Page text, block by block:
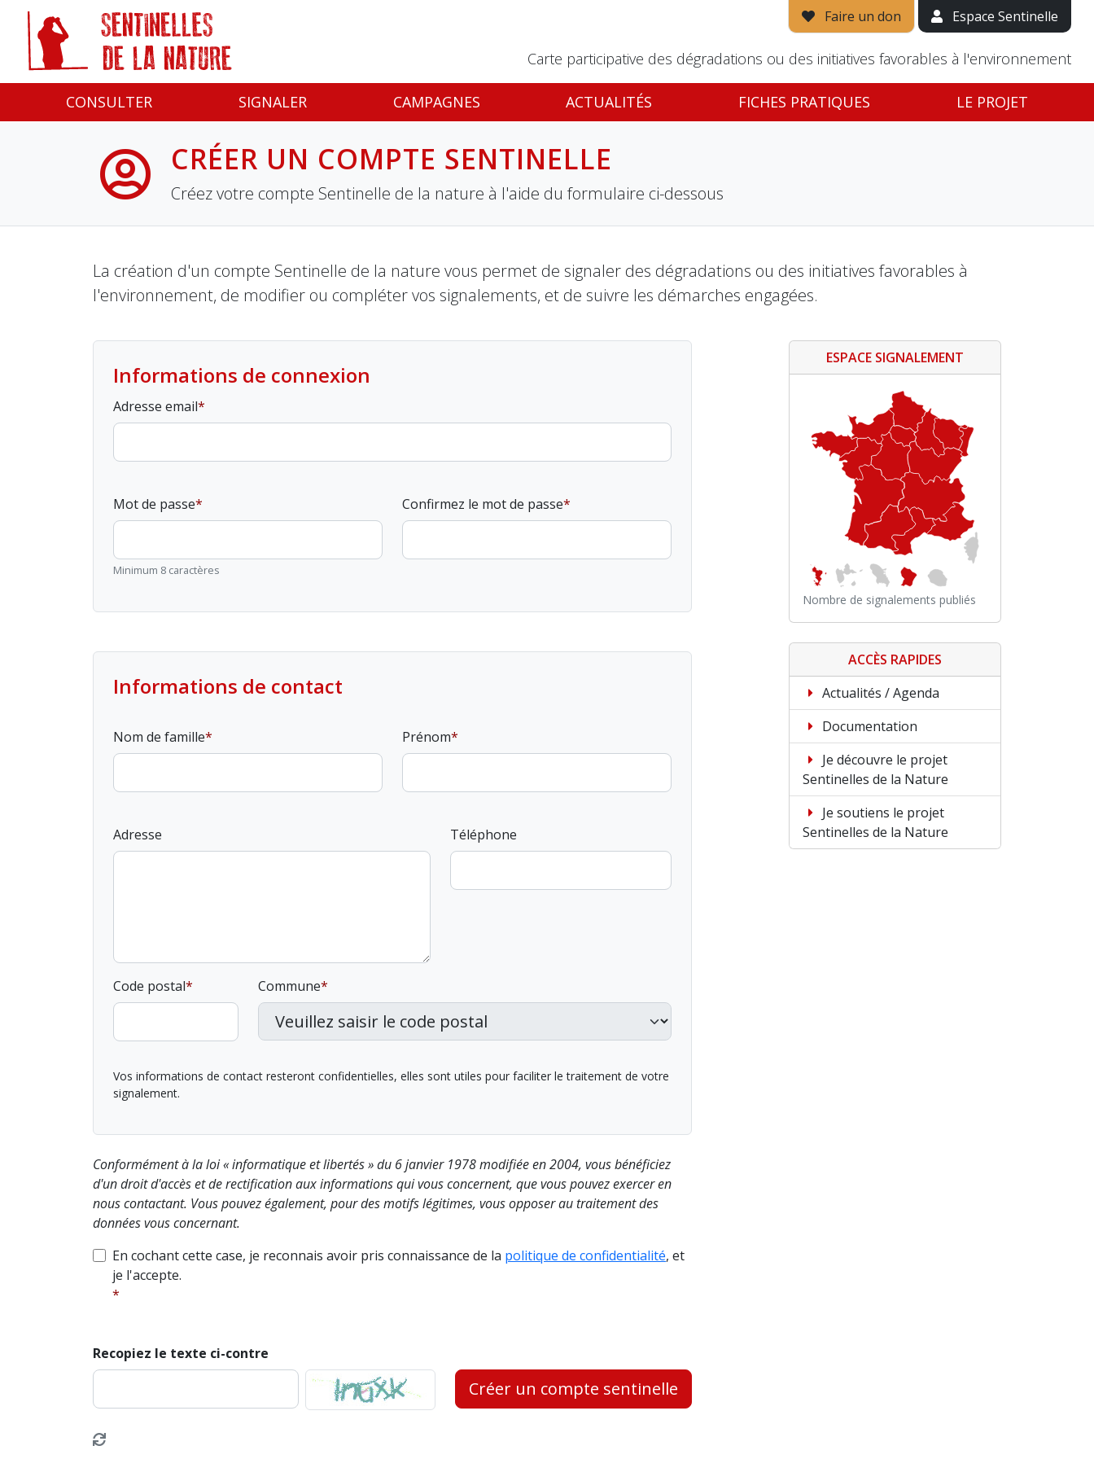
Faire un don Espace Sentinelle
Carte participative des dégradations ou des initiatives favorables à l'environnement
CONSULTER SIGNALER CAMPAGNES ACTUALITÉS FICHES PRATIQUES LE PROJET
CRÉER UN COMPTE SENTINELLE
Créez votre compte Sentinelle de la nature à l'aide du formulaire ci-dessous
La création d'un compte Sentinelle de la nature vous permet de signaler des dégradations ou des initiatives favorables à
l'environnement, de modifier ou compléter vos signalements, et de suivre les démarches engagées.
Informations de connexion
Adresse email
Mot de passe
Minimum 8 caractères
Confirmez le mot de passe
Informations de contact
Nom de famille Prénom
Adresse Téléphone
Code postal Commune
Vos informations de contact resteront confidentielles, elles sont utiles pour faciliter le traitement de votre
signalement.
Conformément à la loi « informatique et libertés » du 6 janvier 1978 modifiée en 2004, vous bénéficiez
d'un droit d'accès et de rectification aux informations qui vous concernent, que vous pouvez exercer en
nous contactant. Vous pouvez également, pour des motifs légitimes, vous opposer au traitement des
données vous concernant.
En cochant cette case, je reconnais avoir pris connaissance de la politique de confidentialité, et
je l'accepte.
Recopiez le texte ci-contre
Créer un compte sentinelle
ESPACE SIGNALEMENT
Nombre de signalements publiés
ACCÈS RAPIDES
Actualités / Agenda
Documentation
Je découvre le projet
Sentinelles de la Nature
Je soutiens le projet
Sentinelles de la Nature
Panneau de gestion des cookies